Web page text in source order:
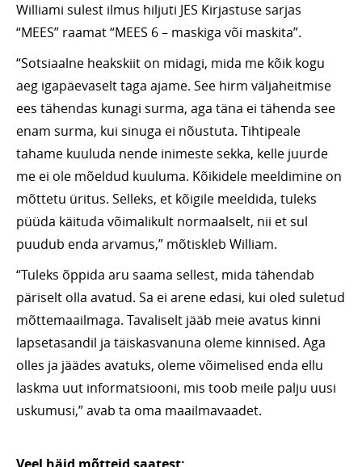
Williami sulest ilmus hiljuti JES Kirjastuse sarjas
“MEES” raamat “MEES 6 – maskiga või maskita”.
“Sotsiaalne heakskiit on midagi, mida me kõik kogu
aeg igapäevaselt taga ajame. See hirm väljaheitmise
ees tähendas kunagi surma, aga täna ei tähenda see
enam surma, kui sinuga ei nõustuta. Tihtipeale
tahame kuuluda nende inimeste sekka, kelle juurde
me ei ole mõeldud kuuluma. Kõikidele meeldimine on
mõttetu üritus. Selleks, et kõigile meeldida, tuleks
püüda käituda võimalikult normaalselt, nii et sul
puudub enda arvamus,” mõtiskleb William.
“Tuleks õppida aru saama sellest, mida tähendab
päriselt olla avatud. Sa ei arene edasi, kui oled suletud
mõttemaailmaga. Tavaliselt jääb meie avatus kinni
lapsetasandil ja täiskasvanuna oleme kinnised. Aga
olles ja jäädes avatuks, oleme võimelised enda ellu
laskma uut informatsiooni, mis toob meile palju uusi
uskumusi,” avab ta oma maailmavaadet.